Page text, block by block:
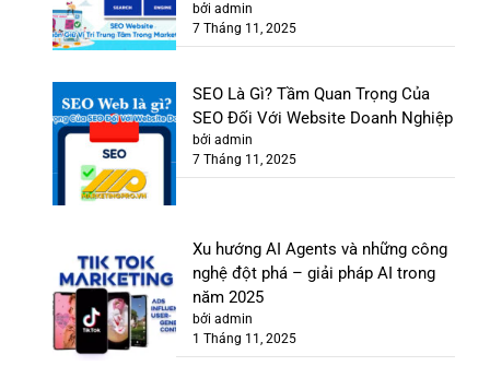
bởi admin
7 Tháng 11, 2025
SEO Là Gì? Tầm Quan Trọng Của
SEO Đối Với Website Doanh Nghiệp
bởi admin
7 Tháng 11, 2025
Xu hướng AI Agents và những công
nghệ đột phá – giải pháp AI trong
năm 2025
bởi admin
1 Tháng 11, 2025